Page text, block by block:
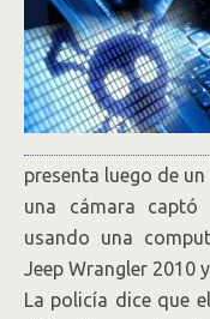
presenta luego de
una cámara
usando una
Jeep Wrangler 2010
La policía dice que